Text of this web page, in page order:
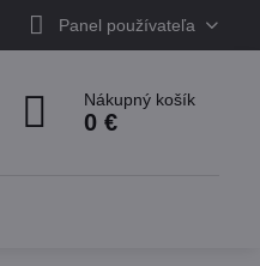
Panel používateľa
Nákupný košík
0 €